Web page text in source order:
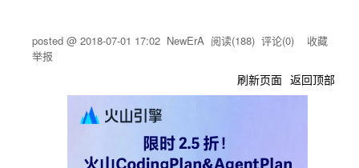
posted @ 2018-07-01 17:02 NewErA 阅读(188) 评论(0) 收藏
举报
刷新页面 返回顶部